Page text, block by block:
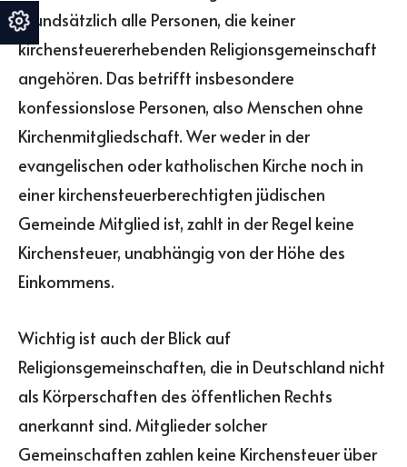
grundsätzlich alle Personen, die keiner
kirchensteuererhebenden Religionsgemeinschaft
angehören. Das betrifft insbesondere
konfessionslose Personen, also Menschen ohne
Kirchenmitgliedschaft. Wer weder in der
evangelischen oder katholischen Kirche noch in
einer kirchensteuerberechtigten jüdischen
Gemeinde Mitglied ist, zahlt in der Regel keine
Kirchensteuer, unabhängig von der Höhe des
Einkommens.
Wichtig ist auch der Blick auf
Religionsgemeinschaften, die in Deutschland nicht
als Körperschaften des öffentlichen Rechts
anerkannt sind. Mitglieder solcher
Gemeinschaften zahlen keine Kirchensteuer über